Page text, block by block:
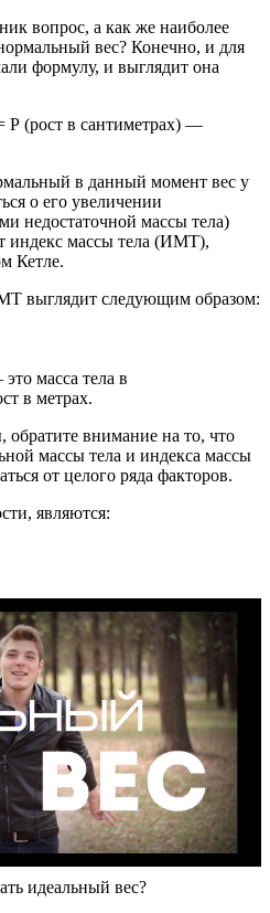
вопрос, а как же наиболее
вес? Конечно, и для
формулу, и выглядит она
Р (рост в сантиметрах) —
в данный момент вес у
о его увеличении
недостаточной массы тела)
индекс массы тела (ИМТ),
Кетле.
выглядит следующим образом:
масса тела в
в метрах.
внимание на то, что
массы тела и индекса массы
от целого ряда факторов.
являются:
идеальный вес?